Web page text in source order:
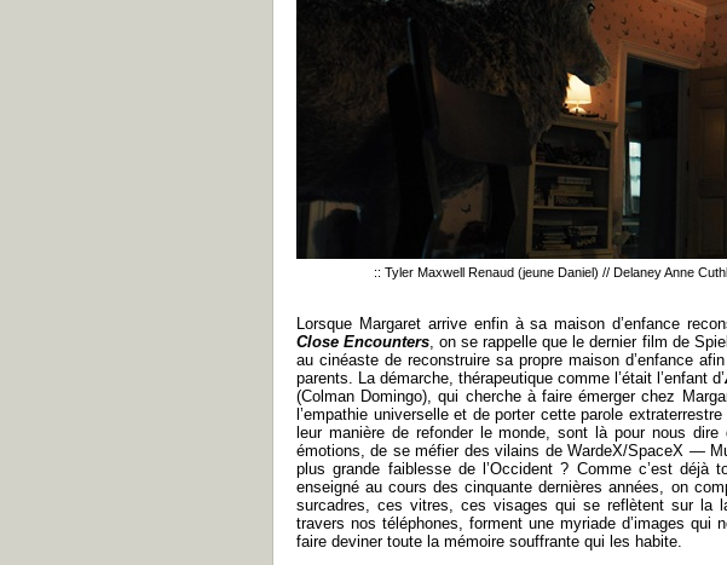
:: Tyler Maxwell Renaud (jeune Daniel) // Delaney Anne
Lorsque Margaret arrive enfin à sa maison d’enfance
Close Encounters, on se rappelle que le dernier film de
au cinéaste de reconstruire sa propre maison d’enfance
parents. La démarche, thérapeutique comme l’était l’enfant d’
(Colman Domingo), qui cherche à faire émerger chez
l’empathie universelle et de porter cette parole
leur manière de refonder le monde, sont là pour nous
émotions, de se méfier des vilains de WardeX/SpaceX ―
plus grande faiblesse de l’Occident ? Comme c’est
enseigné au cours des cinquante dernières années, on
surcadres, ces vitres, ces visages qui se reflètent sur la
travers nos téléphones, forment une myriade d’images qui
faire deviner toute la mémoire souffrante qui les habite.